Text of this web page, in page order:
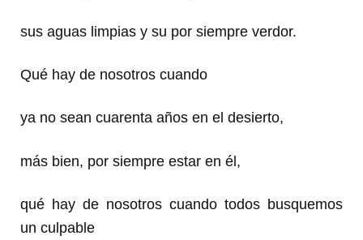
sus aguas limpias y su por siempre verdor.
Qué hay de nosotros cuando
ya no sean cuarenta años en el desierto,
más bien, por siempre estar en él,
qué hay de nosotros cuando todos busquemos
un culpable